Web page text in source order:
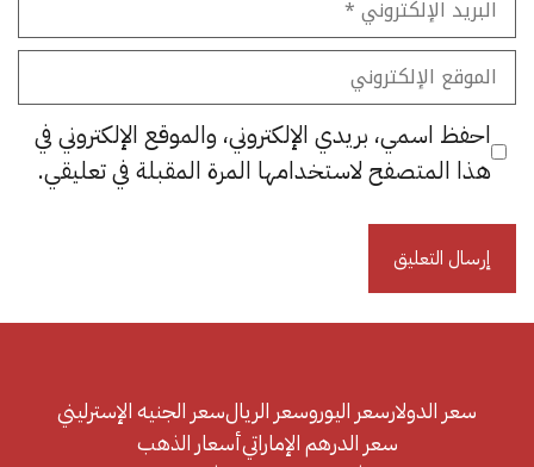
الإلكتروني
الموقع
الإلكتروني
احفظ اسمي، بريدي الإلكتروني، والموقع الإلكتروني في
هذا المتصفح لاستخدامها المرة المقبلة في تعليقي.
سعر الدولارسعر اليوروسعر الريالسعر الجنيه الإسترليني
سعر الدرهم الإماراتيأسعار الذهب